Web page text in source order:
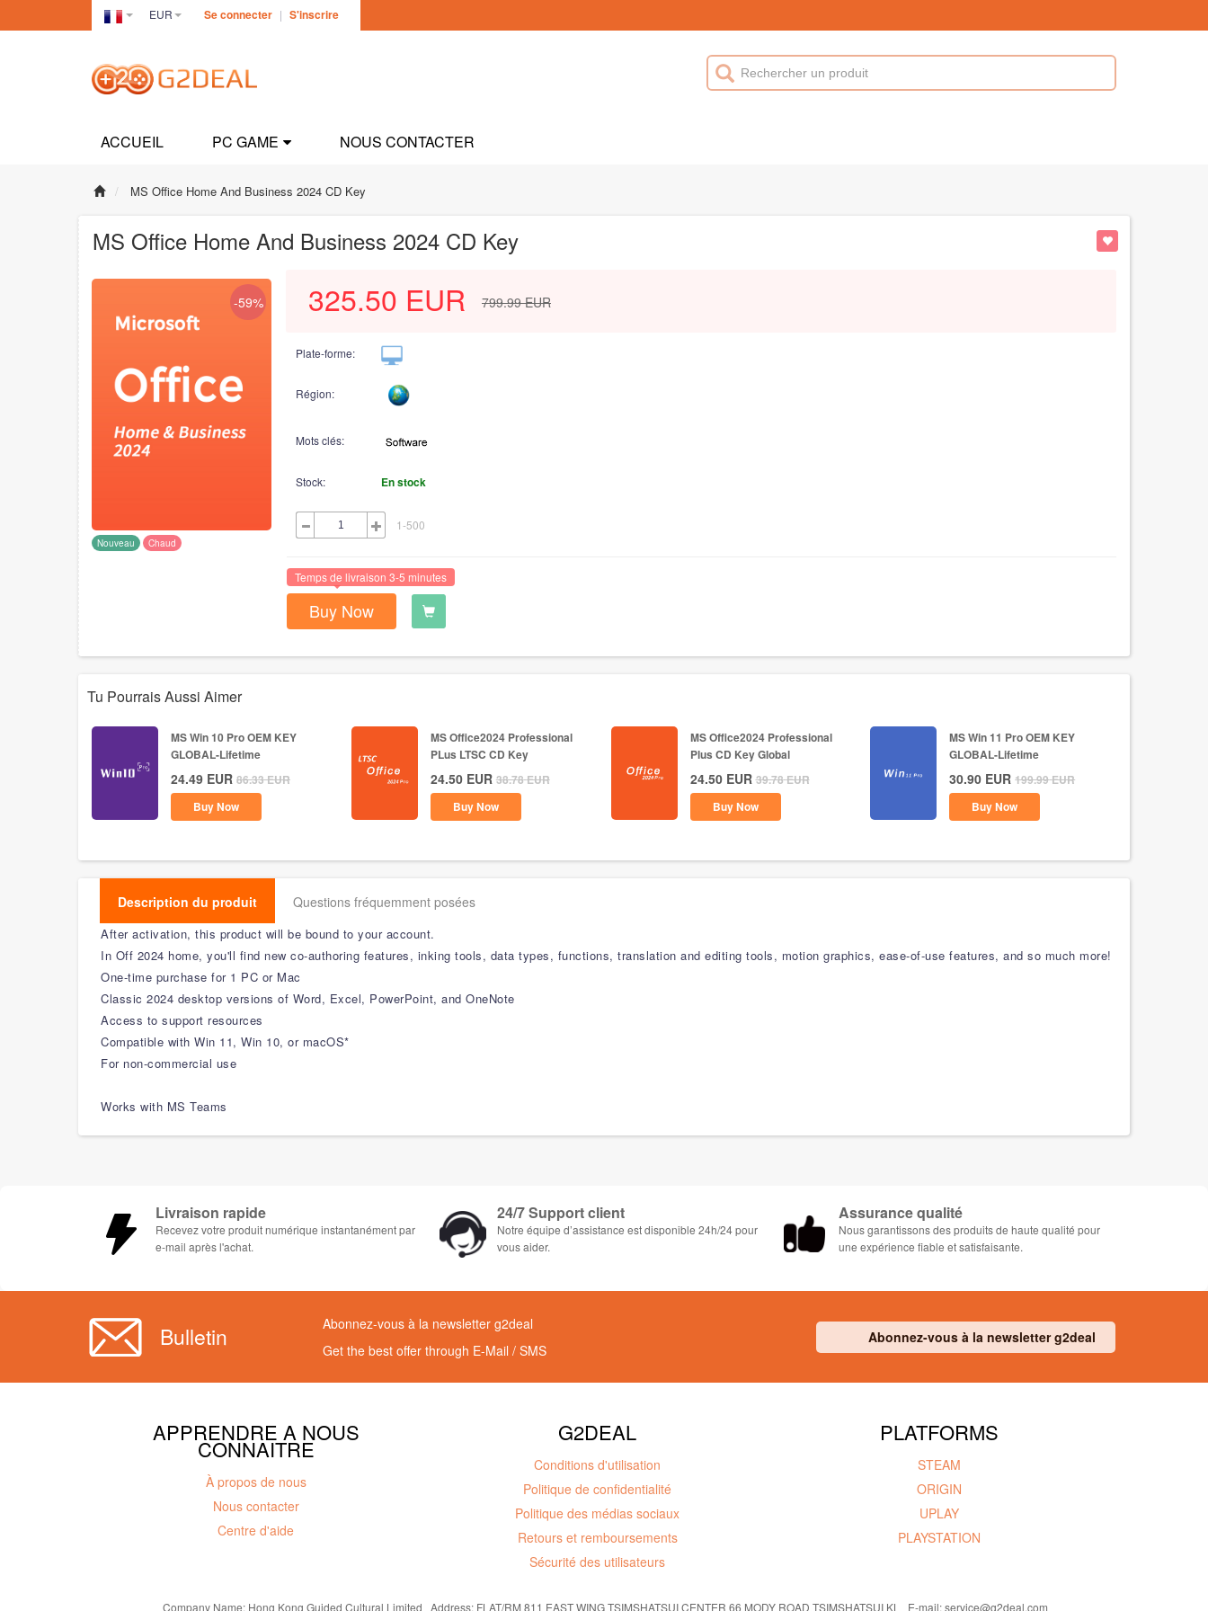
France(Français)
EUR Se connecter | S'inscrire
ACCUEIL PC GAME NOUS CONTACTER
MS Office Home And Business 2024 CD Key
MS Office Home And Business 2024 CD Key
-59%
Nouveau Chaud
325.50 EUR 799.99 EUR
Plate-forme:
Région:
Mots clés:
Stock: En stock
1-500
Temps de livraison 3-5 minutes
Buy Now
Tu Pourrais Aussi Aimer
MS Win 10 Pro OEM KEY
GLOBAL-Lifetime
24.49 EUR 86.33EUR
Buy Now
MS Office2024 Professional
PLus LTSC CD Key
24.50 EUR 38.78EUR
Buy Now
MS Office2024 Professional
Plus CD Key Global
24.50 EUR 39.78EUR
Buy Now
MS Win 11 Pro OEM KEY
GLOBAL-Lifetime
30.90 EUR 199.99EUR
Buy Now
Description du produit Questions fréquemment posées
After activation, this product will be bound to your account.
In Off 2024 home, you'll find new co-authoring features, inking tools, data types, functions, translation and editing tools, motion graphics, ease-of-use features, and so much more!
One-time purchase for 1 PC or Mac
Classic 2024 desktop versions of Word, Excel, PowerPoint, and OneNote
Access to support resources
Compatible with Win 11, Win 10, or macOS*
For non-commercial use
Works with MS Teams
Livraison rapide
Recevez votre produit numérique instantanément par
e-mail après l'achat.
24/7 Support client
Notre équipe d’assistance est disponible 24h/24 pour
vous aider.
Assurance qualité
Nous garantissons des produits de haute qualité pour
une expérience fiable et satisfaisante.
Bulletin
Abonnez-vous à la newsletter g2deal
Get the best offer through E-Mail / SMS
Abonnez-vous à la newsletter g2deal
APPRENDRE A NOUS
CONNAITRE
À propos de nous
Nous contacter
Centre d'aide
G2DEAL
Conditions d'utilisation
Politique de confidentialité
Politique des médias sociaux
Retours et remboursements
Sécurité des utilisateurs
PLATFORMS
STEAM
ORIGIN
UPLAY
PLAYSTATION
Company Name: Hong Kong Guided Cultural Limited Address: FLAT/RM 811 EAST WING TSIMSHATSUI CENTER 66 MODY ROAD TSIMSHATSUI KL E-mail: service@g2deal.com